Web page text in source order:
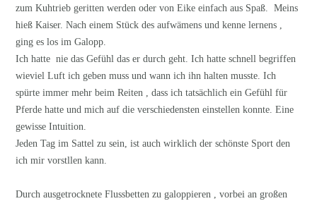
zum Kuhtrieb geritten werden oder von Eike einfach aus Spaß. Meins
hieß Kaiser. Nach einem Stück des aufwämens und kenne lernens ,
ging es los im Galopp.
Ich hatte nie das Gefühl das er durch geht. Ich hatte schnell begriffen
wieviel Luft ich geben muss und wann ich ihn halten musste. Ich
spürte immer mehr beim Reiten , dass ich tatsächlich ein Gefühl für
Pferde hatte und mich auf die verschiedensten einstellen konnte. Eine
gewisse Intuition.
Jeden Tag im Sattel zu sein, ist auch wirklich der schönste Sport den
ich mir vorstllen kann.
Durch ausgetrocknete Flussbetten zu galoppieren , vorbei an großen